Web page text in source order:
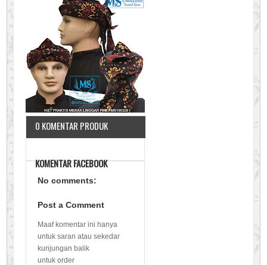
0 KOMENTAR PRODUK
KOMENTAR FACEBOOK
No comments:
Post a Comment
Maaf komentar ini hanya
untuk saran atau sekedar
kunjungan balik
untuk order